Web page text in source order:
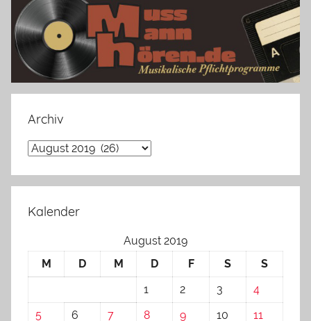
Archiv
Archiv
Kalender
August 2019
M
D M D F S
S
1
2 3
4
5
6 7 8 9 10 11